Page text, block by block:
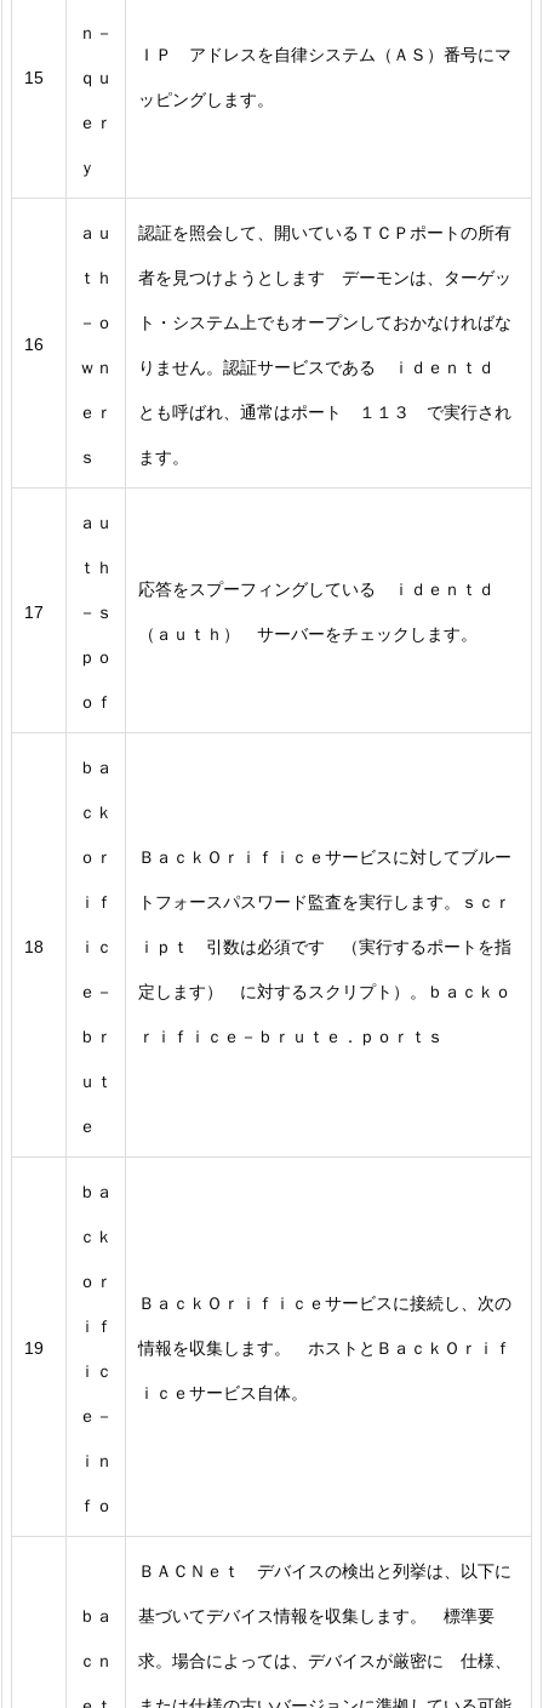
15
ｎ－
ｑｕ
ｅｒ
ｙ
ＩＰ アドレスを自律システム（ＡＳ）番号にマ
ッピングします。
16
ａｕ
ｔｈ
－ｏ
ｗｎ
ｅｒ
ｓ
認証を照会して、開いているＴＣＰポートの所有
者を見つけようとします デーモンは、ターゲッ
ト・システム上でもオープンしておかなければな
りません。認証サービスである ｉｄｅｎｔｄ
とも呼ばれ、通常はポート １１３ で実行され
ます。
17
ａｕ
ｔｈ
－ｓ
ｐｏ
ｏｆ
応答をスプーフィングしている ｉｄｅｎｔｄ
（ａｕｔｈ） サーバーをチェックします。
18
ｂａ
ｃｋ
ｏｒ
ｉｆ
ｉｃ
ｅ－
ｂｒ
ｕｔ
ｅ
ＢａｃｋＯｒｉｆｉｃｅサービスに対してブルー
トフォースパスワード監査を実行します。ｓｃｒ
ｉｐｔ 引数は必須です （実行するポートを指
定します） に対するスクリプト）。ｂａｃｋｏ
ｒｉｆｉｃｅ－ｂｒｕｔｅ．ｐｏｒｔｓ
19
ｂａ
ｃｋ
ｏｒ
ｉｆ
ｉｃ
ｅ－
ｉｎ
ｆｏ
ＢａｃｋＯｒｉｆｉｃｅサービスに接続し、次の
情報を収集します。 ホストとＢａｃｋＯｒｉｆ
ｉｃｅサービス自体。
ｂａ
ｃｎ
ＢＡＣＮｅｔ デバイスの検出と列挙は、以下に
基づいてデバイス情報を収集します。 標準要
求。場合によっては、デバイスが厳密に 仕様、